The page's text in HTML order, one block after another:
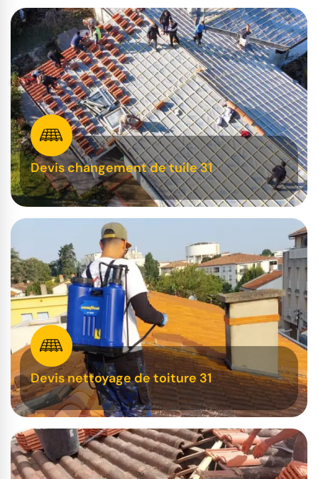
Devis changement de tuile 31
Devis nettoyage de toiture 31